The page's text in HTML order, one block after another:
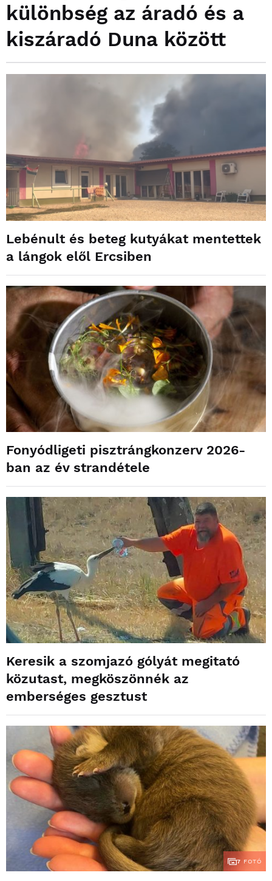
különbség az áradó és a
kiszáradó Duna között
Lebénult és beteg kutyákat mentettek
a lángok elől Ercsiben
Fonyódligeti pisztrángkonzerv 2026-
ban az év strandétele
Keresik a szomjazó gólyát megitató
közutast, megköszönnék az
emberséges gesztust
7 FOTÓ